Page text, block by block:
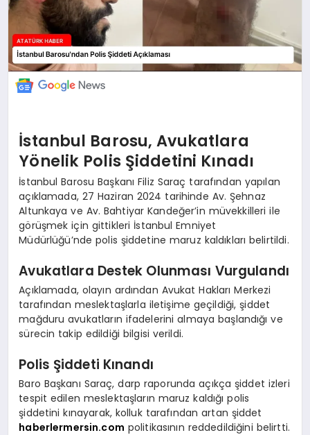
İstanbul Barosu, Avukatlara
Yönelik Polis Şiddetini Kınadı
İstanbul Barosu Başkanı Filiz Saraç tarafından yapılan
açıklamada, 27 Haziran 2024 tarihinde Av. Şehnaz
Altunkaya ve Av. Bahtiyar Kandeğer’in müvekkilleri ile
görüşmek için gittikleri İstanbul Emniyet
Müdürlüğü’nde polis şiddetine maruz kaldıkları belirtildi.
Avukatlara Destek Olunması Vurgulandı
Açıklamada, olayın ardından Avukat Hakları Merkezi
tarafından meslektaşlarla iletişime geçildiği, şiddet
mağduru avukatların ifadelerini almaya başlandığı ve
sürecin takip edildiği bilgisi verildi.
Polis Şiddeti Kınandı
Baro Başkanı Saraç, darp raporunda açıkça şiddet izleri
tespit edilen meslektaşların maruz kaldığı polis
şiddetini kınayarak, kolluk tarafından artan şiddet
haberlermersin.com politikasının reddedildiğini belirtti.